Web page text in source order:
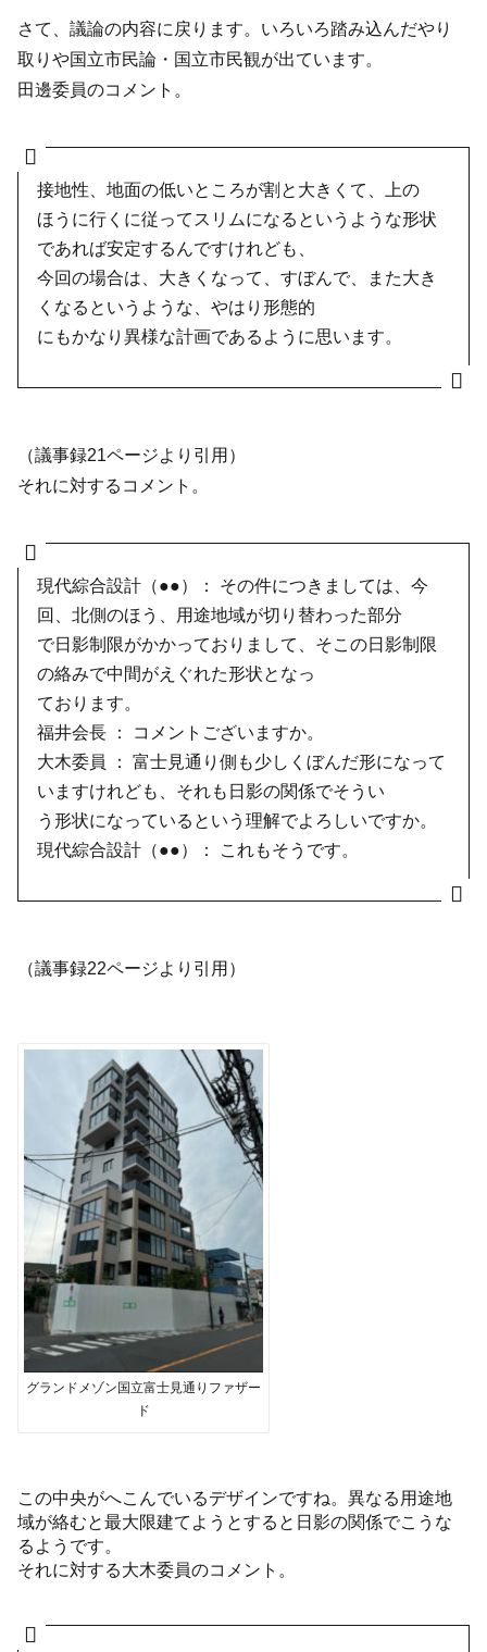
さて、議論の内容に戻ります。いろいろ踏み込んだやり
取りや国立市民論・国立市民観が出ています。
田邊委員のコメント。
接地性、地面の低いところが割と大きくて、上の
ほうに行くに従ってスリムになるというような形状
であれば安定するんですけれども、
今回の場合は、大きくなって、すぼんで、また大き
くなるというような、やはり形態的
にもかなり異様な計画であるように思います。
（議事録21ページより引用）
それに対するコメント。
現代綜合設計（●●）： その件につきましては、今
回、北側のほう、用途地域が切り替わった部分
で日影制限がかかっておりまして、そこの日影制限
の絡みで中間がえぐれた形状となっ
ております。
福井会長 ： コメントございますか。
大木委員 ： 富士見通り側も少しくぼんだ形になって
いますけれども、それも日影の関係でそうい
う形状になっているという理解でよろしいですか。
現代綜合設計（●●）： これもそうです。
（議事録22ページより引用）
グランドメゾン国立富士見通りファザー
ド
この中央がへこんでいるデザインですね。異なる用途地
域が絡むと最大限建てようとすると日影の関係でこうな
るようです。
それに対する大木委員のコメント。